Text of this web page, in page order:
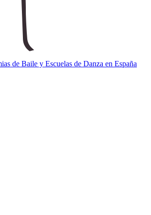
de Baile y Escuelas de Danza en España